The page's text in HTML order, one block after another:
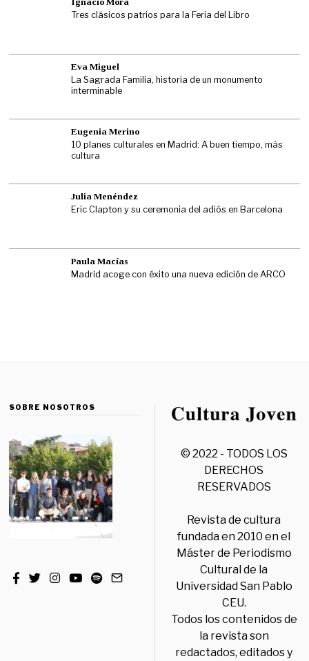
Tres clásicos patrios para la Feria del Libro
Eva Miguel
La Sagrada Familia, historia de un monumento
interminable
Eugenia Merino
10 planes culturales en Madrid: A buen tiempo, más
cultura
Julia Menéndez
Eric Clapton y su ceremonia del adiós en Barcelona
Paula Macías
Madrid acoge con éxito una nueva edición de ARCO
SOBRE NOSOTROS
© 2022 - TODOS LOS
DERECHOS
RESERVADOS
Revista de cultura
fundada en 2010 en el
Máster de Periodismo
Cultural de la
Universidad San Pablo
CEU.
Todos los contenidos de
la revista son
redactados, editados y